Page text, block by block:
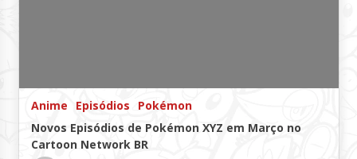
Anime Episódios
Pokémon
Novos Episódios de Pokémon XYZ em Março no
Cartoon Network BR